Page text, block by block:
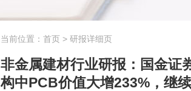
当前位置： 首页 > 研报详细页
非金属建材行业研报：国金证
构中PCB价值大增233%，继